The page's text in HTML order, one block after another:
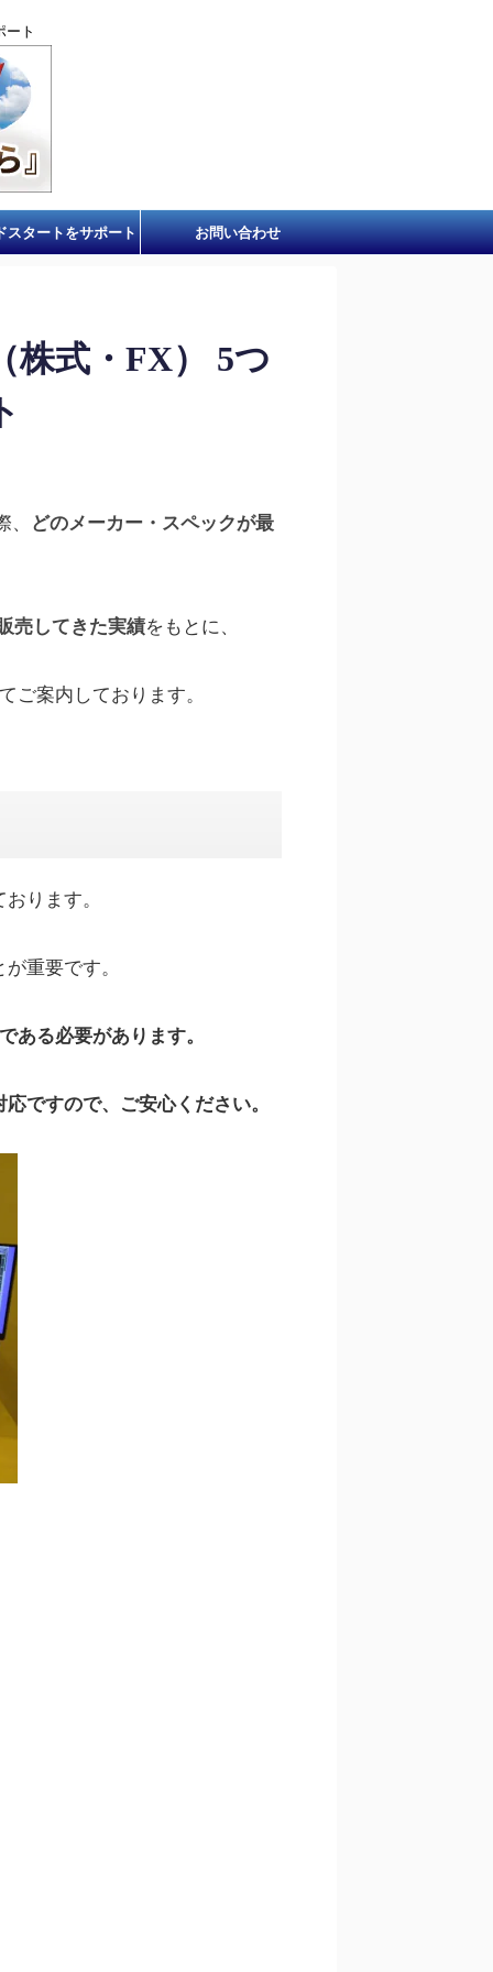
ト
スタートをサポート お問い合わせ
株式・FX） 5つ
どのメーカー・スペックが最
売してきた実績をもとに、
ご案内しております。
ります。
重要です。
ある必要があります。
ですので、ご安心ください。